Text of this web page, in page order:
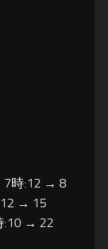
時:12 → 8
→ 15
:10 → 22